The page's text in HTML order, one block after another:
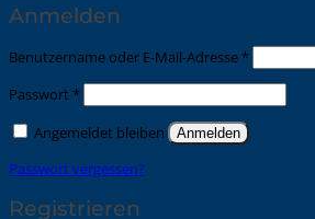
Anmelden
Benutzername oder E-Mail-Adresse*Erforderlich
Passwort*Erforderlich
Angemeldet bleiben Anmelden
Passwort vergessen?
Registrieren